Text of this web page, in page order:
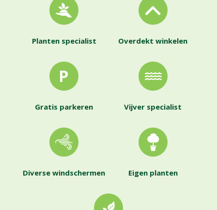
Planten specialist Overdekt winkelen
Gratis parkeren Vijver specialist
Diverse windschermen Eigen planten